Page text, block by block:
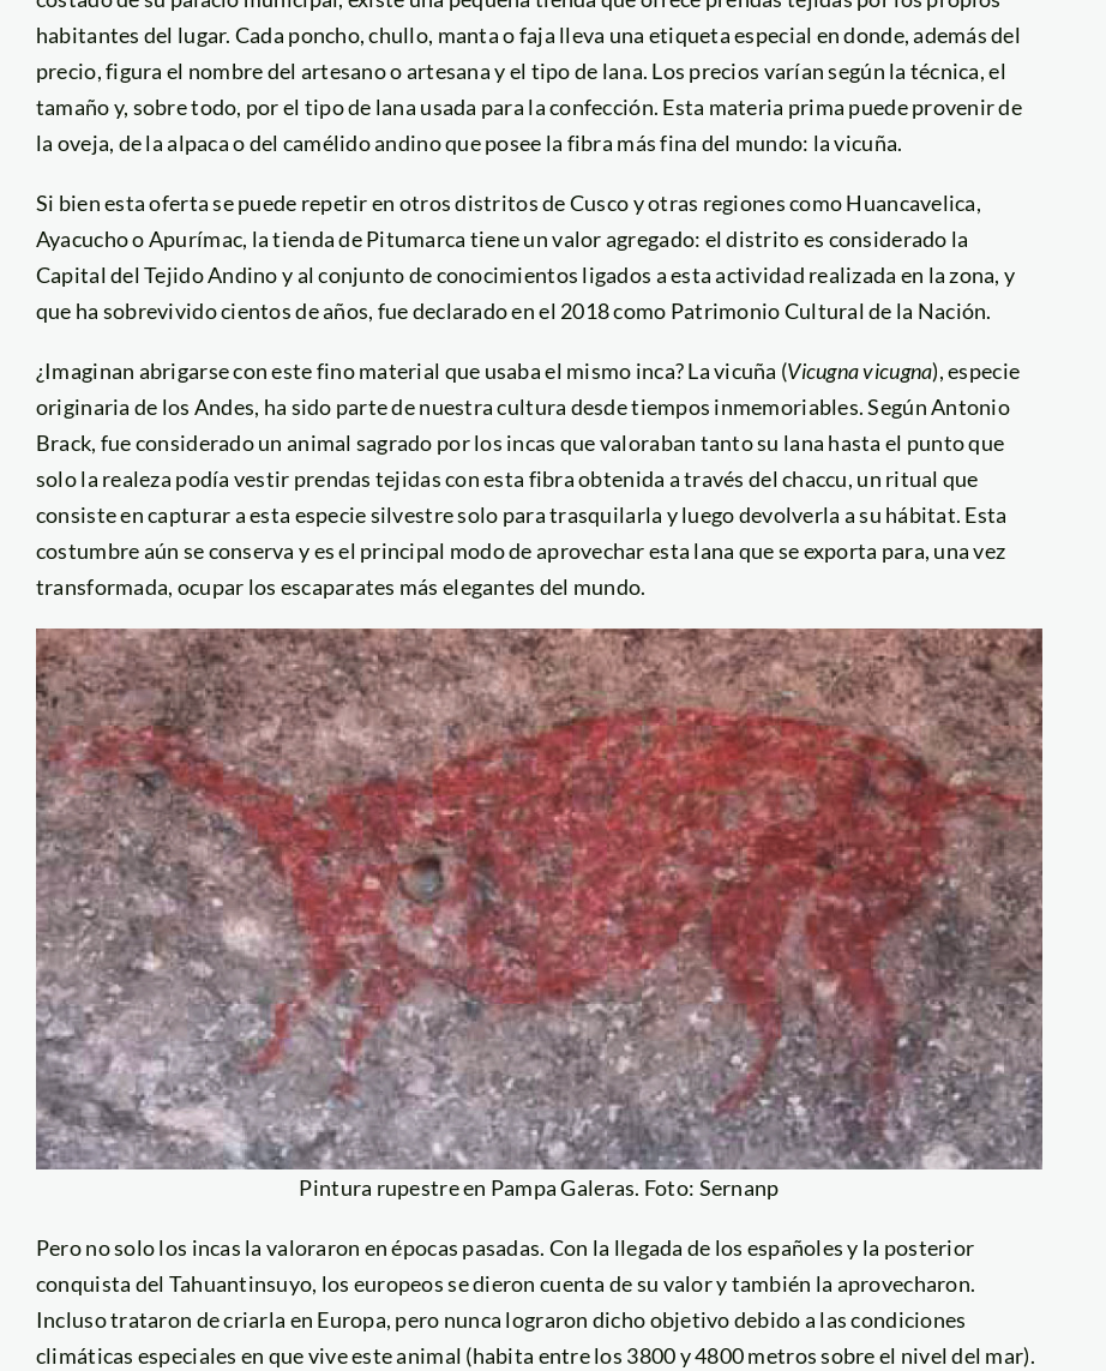
habitantes del lugar. Cada poncho, chullo, manta o faja lleva una etiqueta especial en donde, además del
precio, figura el nombre del artesano o artesana y el tipo de lana. Los precios varían según la técnica, el
tamaño y, sobre todo, por el tipo de lana usada para la confección. Esta materia prima puede provenir de
la oveja, de la alpaca o del camélido andino que posee la fibra más fina del mundo: la vicuña.
Si bien esta oferta se puede repetir en otros distritos de Cusco y otras regiones como Huancavelica,
Ayacucho o Apurímac, la tienda de Pitumarca tiene un valor agregado: el distrito es considerado la
Capital del Tejido Andino y al conjunto de conocimientos ligados a esta actividad realizada en la zona, y
que ha sobrevivido cientos de años, fue declarado en el 2018 como Patrimonio Cultural de la Nación.
¿Imaginan abrigarse con este fino material que usaba el mismo inca? La vicuña (Vicugna vicugna), especie
originaria de los Andes, ha sido parte de nuestra cultura desde tiempos inmemoriables. Según Antonio
Brack, fue considerado un animal sagrado por los incas que valoraban tanto su lana hasta el punto que
solo la realeza podía vestir prendas tejidas con esta fibra obtenida a través del chaccu, un ritual que
consiste en capturar a esta especie silvestre solo para trasquilarla y luego devolverla a su hábitat. Esta
costumbre aún se conserva y es el principal modo de aprovechar esta lana que se exporta para, una vez
transformada, ocupar los escaparates más elegantes del mundo.
Pintura rupestre en Pampa Galeras. Foto: Sernanp
Pero no solo los incas la valoraron en épocas pasadas. Con la llegada de los españoles y la posterior
conquista del Tahuantinsuyo, los europeos se dieron cuenta de su valor y también la aprovecharon.
Incluso trataron de criarla en Europa, pero nunca lograron dicho objetivo debido a las condiciones
climáticas especiales en que vive este animal (habita entre los 3800 y 4800 metros sobre el nivel del mar).